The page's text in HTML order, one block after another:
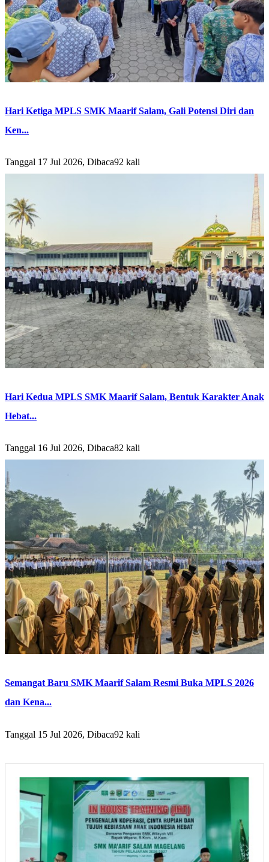
Hari Ketiga MPLS SMK Maarif Salam, Gali Potensi Diri dan
Ken...
Tanggal 17 Jul 2026, Dibaca92 kali
Hari Kedua MPLS SMK Maarif Salam, Bentuk Karakter Anak
Hebat...
Tanggal 16 Jul 2026, Dibaca82 kali
Semangat Baru SMK Maarif Salam Resmi Buka MPLS 2026
dan Kena...
Tanggal 15 Jul 2026, Dibaca92 kali